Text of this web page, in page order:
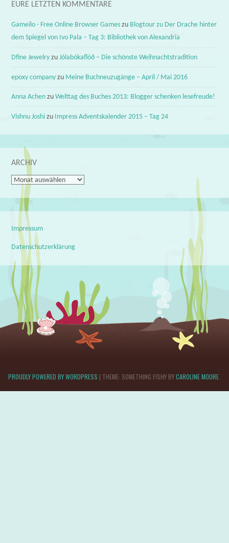
EURE LETZTEN KOMMENTARE
Gameilo - Free Online Browser Games zu Blogtour zu Der Drache hinter
dem Spiegel von Ivo Pala – Tag 3: Bibliothek von Alexandria
Dfine Jewelry zuJólabókaflóð – Die schönste Weihnachtstradition
epoxy company zu Meine Buchneuzugänge – April / Mai 2016
Anna Achen zuWelttag des Buches 2013: Blogger schenken lesefreude!
Vishnu Joshi zu Impress Adventskalender 2015 – Tag 24
ARCHIV
Archiv
Impressum
Datenschutzerklärung
PROUDLY POWERED BY WORDPRESS | THEME: SOMETHING FISHY BYCAROLINE MOORE